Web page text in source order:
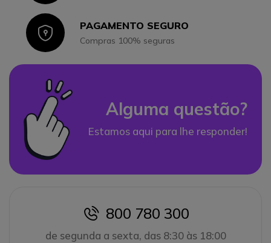
IconPAGAMENTO SEGURO
Compras 100% seguras
Alguma questão?
Estamos aqui para lhe responder!
icon
800 780 300
de segunda a sexta, das 8:30 às 18:00